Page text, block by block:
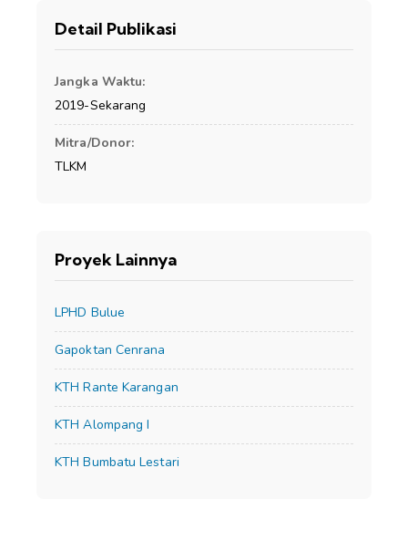
Detail Publikasi
Jangka Waktu:
2019-Sekarang
Mitra/Donor:
TLKM
Proyek Lainnya
LPHD Bulue
Gapoktan Cenrana
KTH Rante Karangan
KTH Alompang I
KTH Bumbatu Lestari